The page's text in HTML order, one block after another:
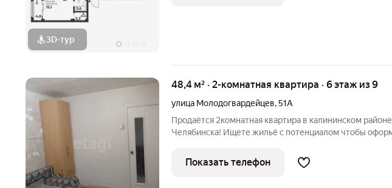
3D-тур
48,4 м² · 2-комнатная квартира · 6 этаж из 9
улица Молодогвардейцев,51А
Продаётся 2комнатная квартира в калининском районе
Челябинска! Ищете жильё с потенциалом чтобы оформить
отличной основой для вашего идеального интерьера! Площадь:
48,4 м. Комнаты: 2.
Показать телефон